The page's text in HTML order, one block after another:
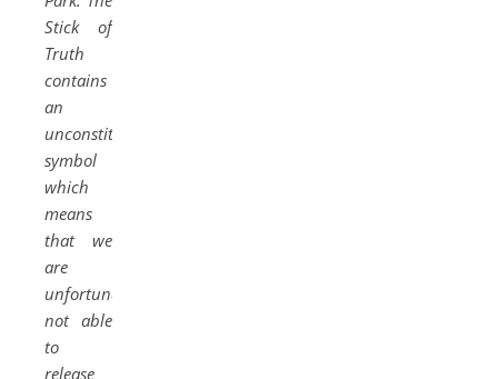
Stick of
Truth
contains
an
unconstitutional
symbol
which
means
that we
are
unfortunately
not able
to
release